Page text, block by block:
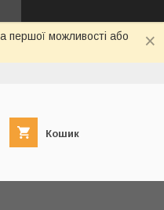
першої можливості або
Кошик